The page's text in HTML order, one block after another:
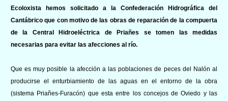
Ecoloxista hemos solicitado a la Confederación Hidrográfica del
Cantábrico que con motivo de las obras de reparación de la compuerta
de la Central Hidroeléctrica de Priañes se tomen las medidas
necesarias para evitar las afecciones al río.
Que es muy posible la afección a las poblaciones de peces del Nalón al
producirse el enturbiamiento de las aguas en el entorno de la obra
(sistema Priañes-Furacón) que esta entre los concejos de Oviedo y las